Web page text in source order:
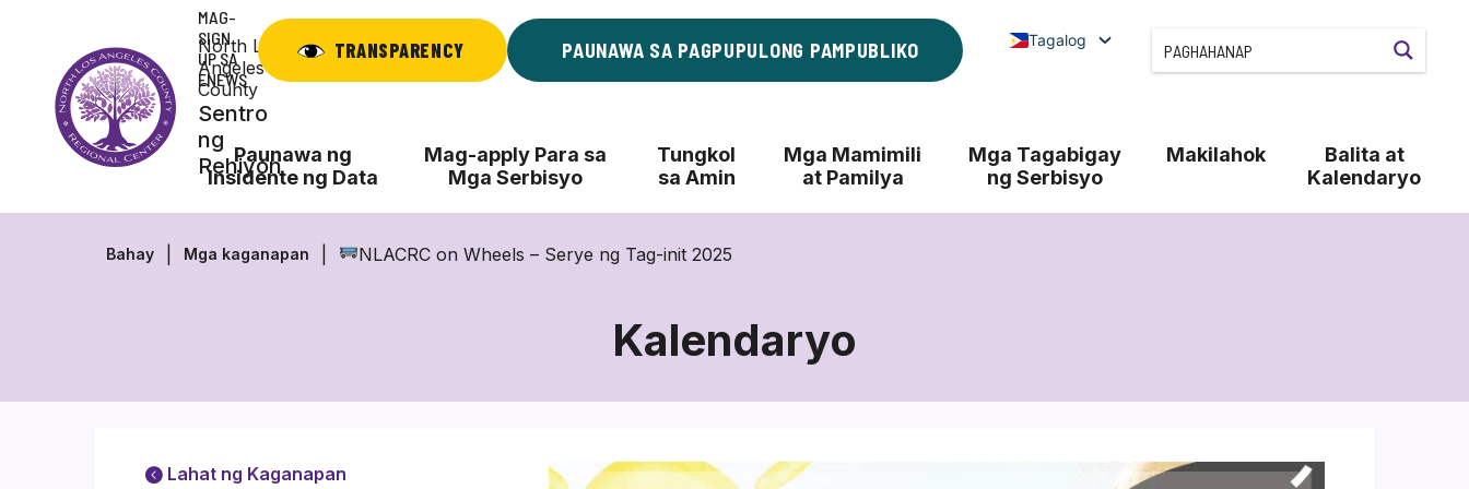
nilalaman
North Los
Angeles
County
Sentro
ng
Rehiyon
MAG-
SIGN
UP SA
ENEWS
TRANSPARENCY PAUNAWA SA PAGPUPULONG PAMPUBLIKO Tagalog
Paunawa ng
Insidente ng Data
Mag-apply Para sa
Mga Serbisyo
Tungkol
sa Amin
Mga Mamimili
at Pamilya
Mga Tagabigay
ng Serbisyo
Makilahok
Balita at
Kalendaryo
Bahay Mga kaganapan NLACRC on Wheels – Serye ng Tag-init 2025
Kalendaryo
Lahat ng Kaganapan